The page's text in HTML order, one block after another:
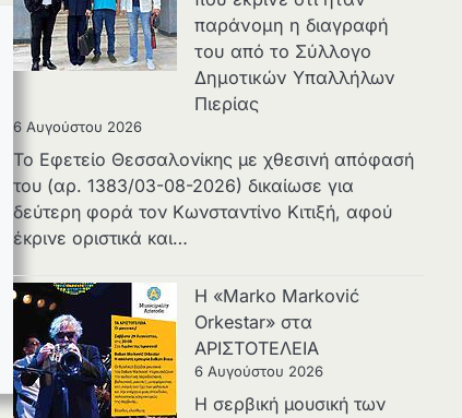
παράνομη η διαγραφή
του από το Σύλλογο
Δημοτικών Υπαλλήλων
Πιερίας
6 Αυγούστου 2026
Το Εφετείο Θεσσαλονίκης με χθεσινή απόφασή
του (αρ. 1383/03-08-2026) δικαίωσε για
δεύτερη φορά τον Κωνσταντίνο Κιτιξή, αφού
έκρινε οριστικά και…
Η «Marko Marković
Orkestar» στα
ΑΡΙΣΤΟΤΕΛΕΙΑ
6 Αυγούστου 2026
Η σερβική μουσική των